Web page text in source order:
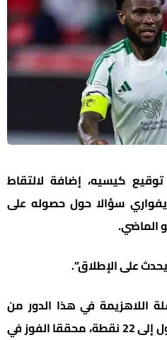
كيسيه، إضافة لالتقاط
سؤالا حول حصوله على
على الإطلاق”.
في هذا الدور من
دوري النخبة الآسيوي، بالوصول إلى 22 نقطة، محققا الفوز في